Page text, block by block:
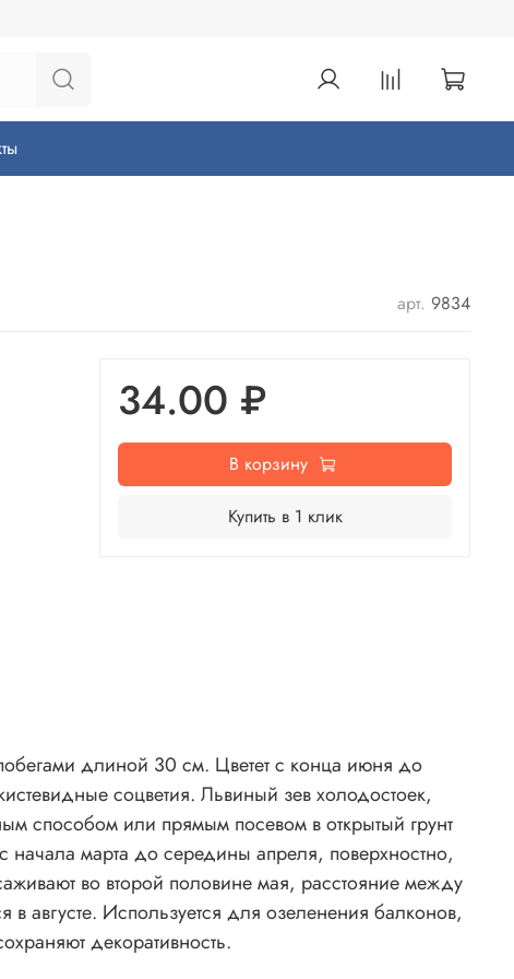
арт. 9834
34.00 ₽
В корзину
Купить в 1 клик
длиной 30 см. Цветет с конца июня до
соцветия. Львиный зев холодостоек,
способом или прямым посевом в открытый грунт
начала марта до середины апреля, поверхностно,
во второй половине мая, расстояние между
августе. Используется для озеленения балконов,
декоративность.